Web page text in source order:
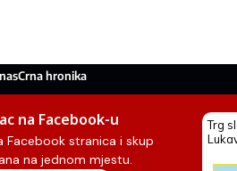
Crna hronika
na Facebook-u
Facebook stranica i skup
na jednom mjestu.